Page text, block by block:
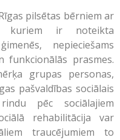
pilsētas bērniem ar
kuriem ir noteikta
nepieciešams
funkcionālās prasmes.
grupas personas,
pašvaldības sociālais
pēc sociālajiem
rehabilitācija var
traucējumiem to